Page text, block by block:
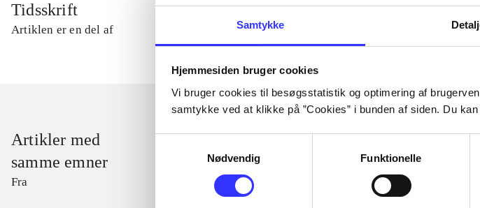
Samtykke
Hjemmesiden bruger cookies
Vi bruger cookies til besøgsstatistik og optimering af
samtykke ved at klikke på ”Cookies” i bunden af siden. Du
Nødvendig
Funktionelle
Tidsskrift
Artiklen er en del af
Artikler med
samme emner
Fra